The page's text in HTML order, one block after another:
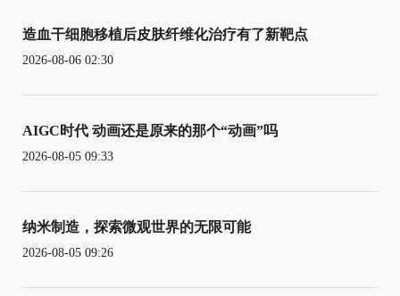
造血干细胞移植后皮肤纤维化治疗有了新靶点
2026-08-06 02:30
AIGC时代 动画还是原来的那个“动画”吗
2026-08-05 09:33
纳米制造，探索微观世界的无限可能
2026-08-05 09:26